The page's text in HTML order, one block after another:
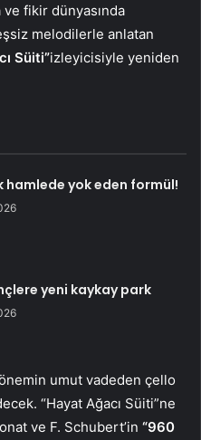
ve fikir dünyasında
melodilerle anlatan
Süiti”izleyicisiyle yeniden
hamlede yok eden formül!
yeni kaykay park
umut vadeden çello
“Hayat Ağacı Süiti”ne
ve F. Schubert’in “960